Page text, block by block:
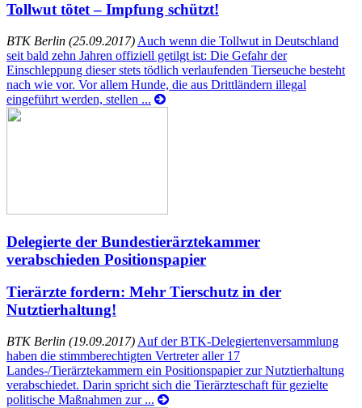
Tollwut tötet – Impfung schützt!
BTK Berlin (25.09.2017) Auch wenn die Tollwut in Deutschland
seit bald zehn Jahren offiziell getilgt ist: Die Gefahr der
Einschleppung dieser stets tödlich verlaufenden Tierseuche besteht
nach wie vor. Vor allem Hunde, die aus Drittländern illegal
eingeführt werden, stellen ...
Delegierte der Bundestierärztekammer
verabschieden Positionspapier
Tierärzte fordern: Mehr Tierschutz in der
Nutztierhaltung!
BTK Berlin (19.09.2017) Auf der BTK-Delegiertenversammlung
haben die stimmberechtigten Vertreter aller 17
Landes-/Tierärztekammern ein Positionspapier zur Nutztierhaltung
verabschiedet. Darin spricht sich die Tierärzteschaft für gezielte
politische Maßnahmen zur ...